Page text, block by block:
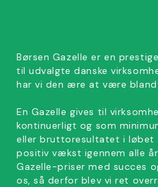
Børsen Gazelle er en
til udvalgte danske
har vi den ære at være
En Gazelle gives til
kontinuerligt og som
eller bruttoresultatet i løbet
positiv vækst igennem alle
Gazelle-priser med succes
os, så derfor blev vi ret